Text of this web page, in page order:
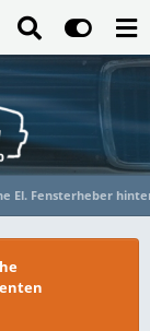
El. Fensterheber